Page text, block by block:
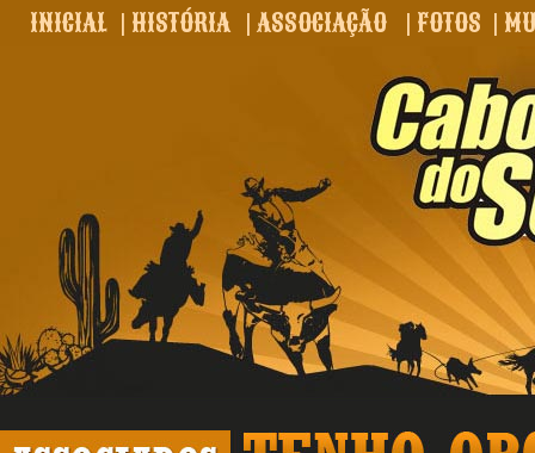
INICIAL | HISTÓRIA | ASSOCIAÇÃO | FOTOS |